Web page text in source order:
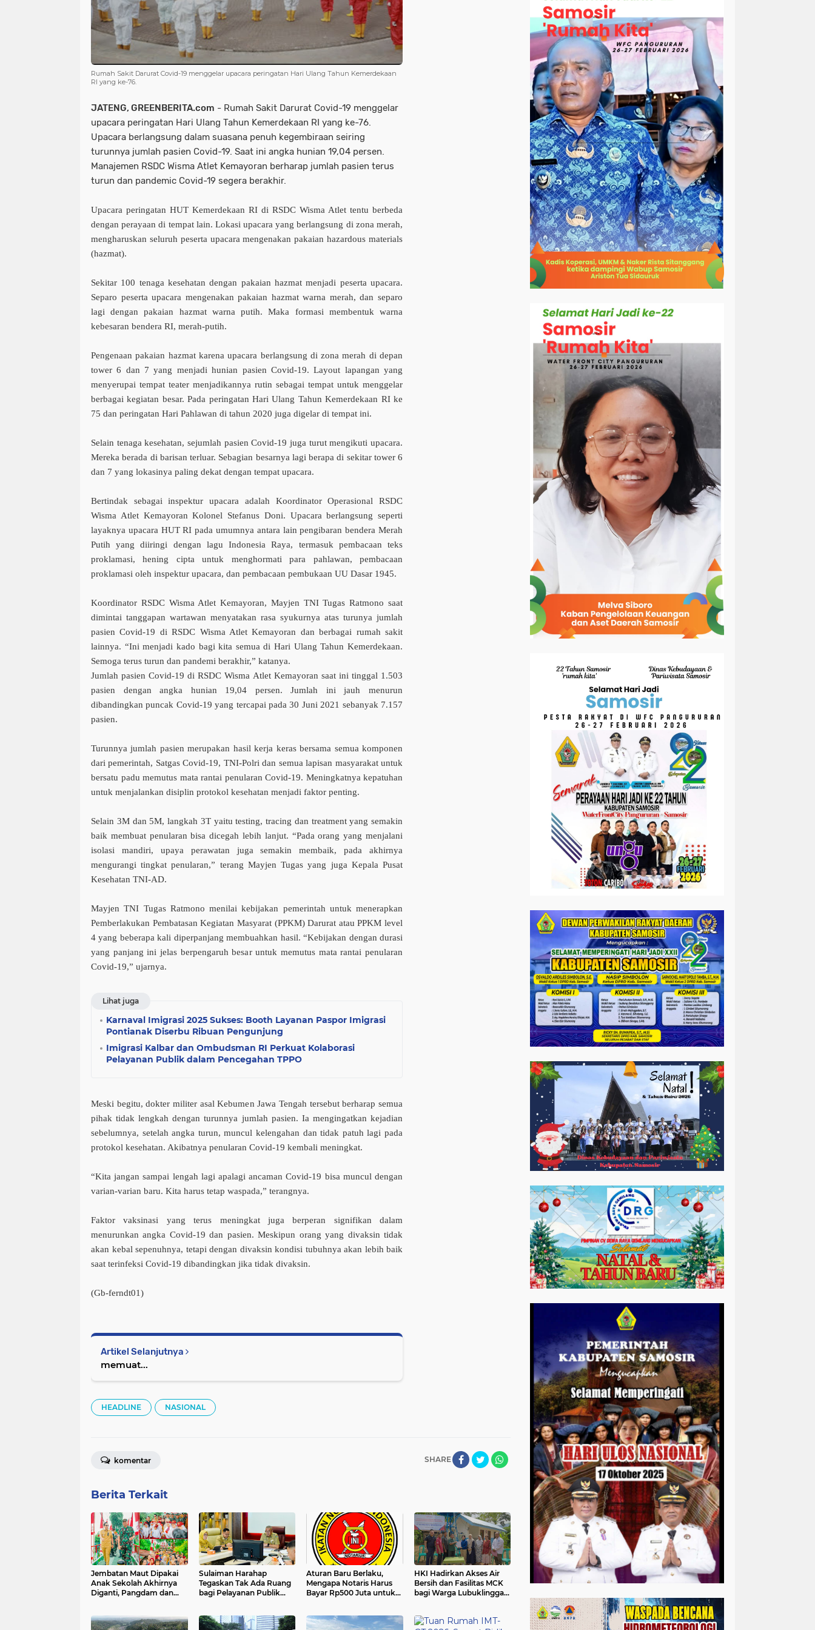
Rumah Sakit Darurat Covid-19 menggelar upacara peringatan Hari Ulang Tahun Kemerdekaan
RI yang ke-76.
JATENG, GREENBERITA.com - Rumah Sakit Darurat Covid-19 menggelar
upacara peringatan Hari Ulang Tahun Kemerdekaan RI yang ke-76.
Upacara berlangsung dalam suasana penuh kegembiraan seiring
turunnya jumlah pasien Covid-19. Saat ini angka hunian 19,04 persen.
Manajemen RSDC Wisma Atlet Kemayoran berharap jumlah pasien terus
turun dan pandemic Covid-19 segera berakhir.
Upacara peringatan HUT Kemerdekaan RI di RSDC Wisma Atlet tentu berbeda
dengan perayaan di tempat lain. Lokasi upacara yang berlangsung di zona merah,
mengharuskan seluruh peserta upacara mengenakan pakaian hazardous materials
(hazmat).
Sekitar 100 tenaga kesehatan dengan pakaian hazmat menjadi peserta upacara.
Separo peserta upacara mengenakan pakaian hazmat warna merah, dan separo
lagi dengan pakaian hazmat warna putih. Maka formasi membentuk warna
kebesaran bendera RI, merah-putih.
Pengenaan pakaian hazmat karena upacara berlangsung di zona merah di depan
tower 6 dan 7 yang menjadi hunian pasien Covid-19. Layout lapangan yang
menyerupai tempat teater menjadikannya rutin sebagai tempat untuk menggelar
berbagai kegiatan besar. Pada peringatan Hari Ulang Tahun Kemerdekaan RI ke
75 dan peringatan Hari Pahlawan di tahun 2020 juga digelar di tempat ini.
Selain tenaga kesehatan, sejumlah pasien Covid-19 juga turut mengikuti upacara.
Mereka berada di barisan terluar. Sebagian besarnya lagi berapa di sekitar tower 6
dan 7 yang lokasinya paling dekat dengan tempat upacara.
Bertindak sebagai inspektur upacara adalah Koordinator Operasional RSDC
Wisma Atlet Kemayoran Kolonel Stefanus Doni. Upacara berlangsung seperti
layaknya upacara HUT RI pada umumnya antara lain pengibaran bendera Merah
Putih yang diiringi dengan lagu Indonesia Raya, termasuk pembacaan teks
proklamasi, hening cipta untuk menghormati para pahlawan, pembacaan
proklamasi oleh inspektur upacara, dan pembacaan pembukaan UU Dasar 1945.
Koordinator RSDC Wisma Atlet Kemayoran, Mayjen TNI Tugas Ratmono saat
dimintai tanggapan wartawan menyatakan rasa syukurnya atas turunya jumlah
pasien Covid-19 di RSDC Wisma Atlet Kemayoran dan berbagai rumah sakit
lainnya. “Ini menjadi kado bagi kita semua di Hari Ulang Tahun Kemerdekaan.
Semoga terus turun dan pandemi berakhir,” katanya.
Jumlah pasien Covid-19 di RSDC Wisma Atlet Kemayoran saat ini tinggal 1.503
pasien dengan angka hunian 19,04 persen. Jumlah ini jauh menurun
dibandingkan puncak Covid-19 yang tercapai pada 30 Juni 2021 sebanyak 7.157
pasien.
Turunnya jumlah pasien merupakan hasil kerja keras bersama semua komponen
dari pemerintah, Satgas Covid-19, TNI-Polri dan semua lapisan masyarakat untuk
bersatu padu memutus mata rantai penularan Covid-19. Meningkatnya kepatuhan
untuk menjalankan disiplin protokol kesehatan menjadi faktor penting.
Selain 3M dan 5M, langkah 3T yaitu testing, tracing dan treatment yang semakin
baik membuat penularan bisa dicegah lebih lanjut. “Pada orang yang menjalani
isolasi mandiri, upaya perawatan juga semakin membaik, pada akhirnya
mengurangi tingkat penularan,” terang Mayjen Tugas yang juga Kepala Pusat
Kesehatan TNI-AD.
Mayjen TNI Tugas Ratmono menilai kebijakan pemerintah untuk menerapkan
Pemberlakukan Pembatasan Kegiatan Masyarat (PPKM) Darurat atau PPKM level
4 yang beberapa kali diperpanjang membuahkan hasil. “Kebijakan dengan durasi
yang panjang ini jelas berpengaruh besar untuk memutus mata rantai penularan
Covid-19,” ujarnya.
Lihat juga
Karnaval Imigrasi 2025 Sukses: Booth Layanan Paspor Imigrasi
Pontianak Diserbu Ribuan Pengunjung
Imigrasi Kalbar dan Ombudsman RI Perkuat Kolaborasi
Pelayanan Publik dalam Pencegahan TPPO
Meski begitu, dokter militer asal Kebumen Jawa Tengah tersebut berharap semua
pihak tidak lengkah dengan turunnya jumlah pasien. Ia mengingatkan kejadian
sebelumnya, setelah angka turun, muncul kelengahan dan tidak patuh lagi pada
protokol kesehatan. Akibatnya penularan Covid-19 kembali meningkat.
“Kita jangan sampai lengah lagi apalagi ancaman Covid-19 bisa muncul dengan
varian-varian baru. Kita harus tetap waspada,” terangnya.
Faktor vaksinasi yang terus meningkat juga berperan signifikan dalam
menurunkan angka Covid-19 dan pasien. Meskipun orang yang divaksin tidak
akan kebal sepenuhnya, tetapi dengan divaksin kondisi tubuhnya akan lebih baik
saat terinfeksi Covid-19 dibandingkan jika tidak divaksin.
(Gb-ferndt01)
Artikel Selanjutnya
memuat...
HEADLINE NASIONAL
SHARE
komentar
Berita Terkait
Jembatan Maut Dipakai
Anak Sekolah Akhirnya
Diganti, Pangdam dan
Sulaiman Harahap
Tegaskan Tak Ada Ruang
bagi Pelayanan Publik
Aturan Baru Berlaku,
Mengapa Notaris Harus
Bayar Rp500 Juta untuk
HKI Hadirkan Akses Air
Bersih dan Fasilitas MCK
bagi Warga Lubuklinggau,
yang Lebih Sehat